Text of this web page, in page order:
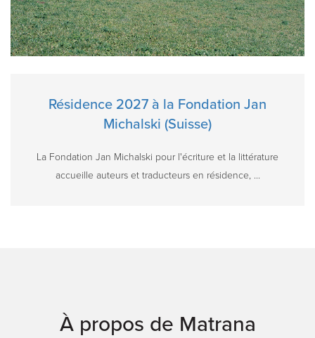
Résidence 2027 à la Fondation Jan
Michalski (Suisse)
La Fondation Jan Michalski pour l'écriture et la littérature
accueille auteurs et traducteurs en résidence, ...
À propos de Matrana